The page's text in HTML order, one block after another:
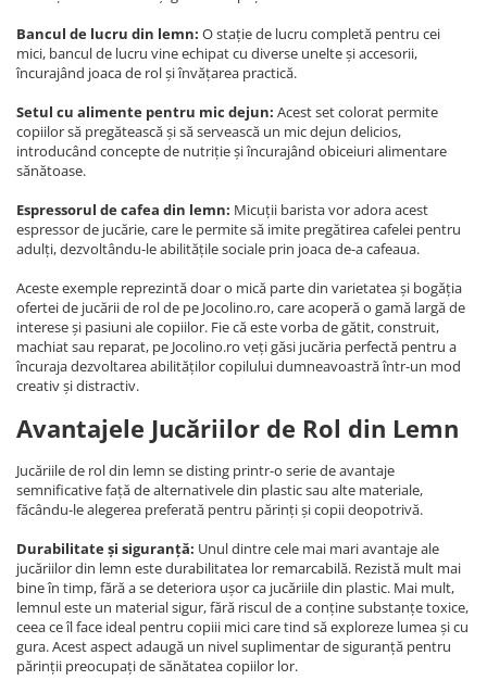
Bancul de lucru din lemn: O stație de lucru completă pentru cei
mici, bancul de lucru vine echipat cu diverse unelte și accesorii,
încurajând joaca de rol și învățarea practică.
Setul cu alimente pentru mic dejun: Acest set colorat permite
copiilor să pregătească și să servească un mic dejun delicios,
introducând concepte de nutriție și încurajând obiceiuri alimentare
sănătoase.
Espressorul de cafea din lemn: Micuții barista vor adora acest
espressor de jucărie, care le permite să imite pregătirea cafelei pentru
adulți, dezvoltându-le abilitățile sociale prin joaca de-a cafeaua.
Aceste exemple reprezintă doar o mică parte din varietatea și bogăția
ofertei de jucării de rol de pe Jocolino.ro, care acoperă o gamă largă de
interese și pasiuni ale copiilor. Fie că este vorba de gătit, construit,
machiat sau reparat, pe Jocolino.ro veți găsi jucăria perfectă pentru a
încuraja dezvoltarea abilităților copilului dumneavoastră într-un mod
creativ și distractiv.
Avantajele Jucăriilor de Rol din Lemn
Jucăriile de rol din lemn se disting printr-o serie de avantaje
semnificative față de alternativele din plastic sau alte materiale,
făcându-le alegerea preferată pentru părinți și copii deopotrivă.
Durabilitate și siguranță: Unul dintre cele mai mari avantaje ale
jucăriilor din lemn este durabilitatea lor remarcabilă. Rezistă mult mai
bine în timp, fără a se deteriora ușor ca jucăriile din plastic. Mai mult,
lemnul este un material sigur, fără riscul de a conține substanțe toxice,
ceea ce îl face ideal pentru copiii mici care tind să exploreze lumea și cu
gura. Acest aspect adaugă un nivel suplimentar de siguranță pentru
părinții preocupați de sănătatea copiilor lor.